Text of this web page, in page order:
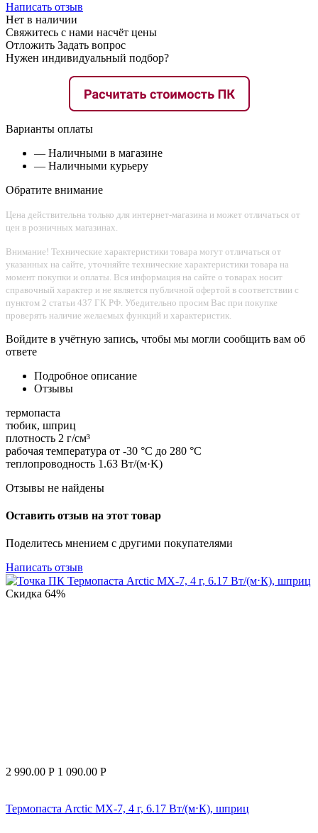
Написать отзыв
Нет в наличии
Свяжитесь с нами насчёт цены
Отложить Задать вопрос
Нужен индивидуальный подбор?
Варианты оплаты
— Наличными в магазине
— Наличными курьеру
Обратите внимание
Цена действительна только для интернет-магазина и может отличаться от
цен в розничных магазинах.
Внимание! Технические характеристики товара могут отличаться от
указанных на сайте, уточняйте технические характеристики товара на
момент покупки и оплаты. Вся информация на сайте о товарах носит
справочный характер и не является публичной офертой в соответствии с
пунктом 2 статьи 437 ГК РФ. Убедительно просим Вас при покупке
проверять наличие желаемых функций и характеристик.
Войдите в учётную запись, чтобы мы могли сообщить вам об
ответе
Подробное описание
Отзывы
термопаста
тюбик, шприц
плотность 2 г/см³
рабочая температура от -30 °C до 280 °C
теплопроводность 1.63 Вт/(м·K)
Отзывы не найдены
Оставить отзыв на этот товар
Поделитесь мнением с другими покупателями
Написать отзыв
Скидка 64%
2 990.00 Р 1 090.00 Р
Термопаста Arctic MX-7, 4 г, 6.17 Вт/(м⋅К), шприц